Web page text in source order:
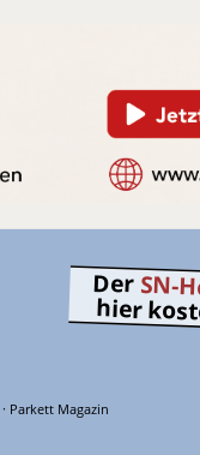
Parkett Magazin
Der SN-
hier